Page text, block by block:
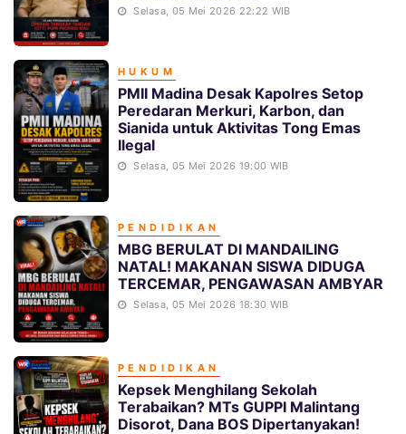
Selasa, 05 Mei 2026 22:22 WIB
HUKUM
PMII Madina Desak Kapolres Setop
Peredaran Merkuri, Karbon, dan
Sianida untuk Aktivitas Tong Emas
Ilegal
Selasa, 05 Mei 2026 19:00 WIB
PENDIDIKAN
MBG BERULAT DI MANDAILING
NATAL! MAKANAN SISWA DIDUGA
TERCEMAR, PENGAWASAN AMBYAR
Selasa, 05 Mei 2026 18:30 WIB
PENDIDIKAN
Kepsek Menghilang Sekolah
Terabaikan? MTs GUPPI Malintang
Disorot, Dana BOS Dipertanyakan!